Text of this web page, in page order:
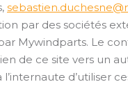
par des sociétés
Mywindparts. Le
de ce site vers un
d’utiliser